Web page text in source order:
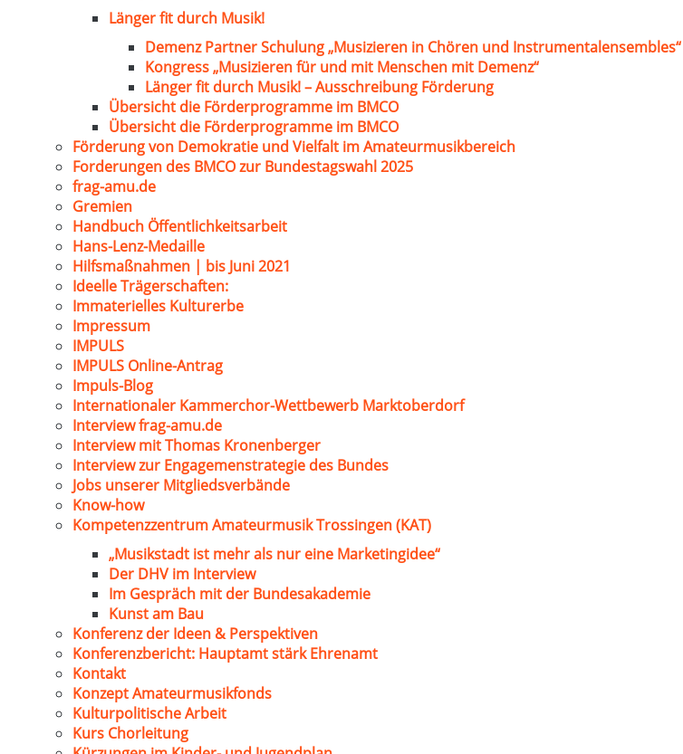
Länger fit durch Musik!
Demenz Partner Schulung „Musizieren in Chören und Instrumentalensembles“
Kongress „Musizieren für und mit Menschen mit Demenz“
Länger fit durch Musik! – Ausschreibung Förderung
Übersicht die Förderprogramme im BMCO
Übersicht die Förderprogramme im BMCO
Förderung von Demokratie und Vielfalt im Amateurmusikbereich
Forderungen des BMCO zur Bundestagswahl 2025
frag-amu.de
Gremien
Handbuch Öffentlichkeitsarbeit
Hans-Lenz-Medaille
Hilfsmaßnahmen | bis Juni 2021
Ideelle Trägerschaften:
Immaterielles Kulturerbe
Impressum
IMPULS
IMPULS Online-Antrag
Impuls-Blog
Internationaler Kammerchor-Wettbewerb Marktoberdorf
Interview frag-amu.de
Interview mit Thomas Kronenberger
Interview zur Engagemenstrategie des Bundes
Jobs unserer Mitgliedsverbände
Know-how
Kompetenzzentrum Amateurmusik Trossingen (KAT)
„Musikstadt ist mehr als nur eine Marketingidee“
Der DHV im Interview
Im Gespräch mit der Bundesakademie
Kunst am Bau
Konferenz der Ideen & Perspektiven
Konferenzbericht: Hauptamt stärk Ehrenamt
Kontakt
Konzept Amateurmusikfonds
Kulturpolitische Arbeit
Kurs Chorleitung